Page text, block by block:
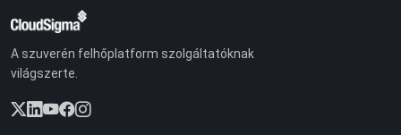
A szuverén felhőplatform szolgáltatóknak
világszerte.